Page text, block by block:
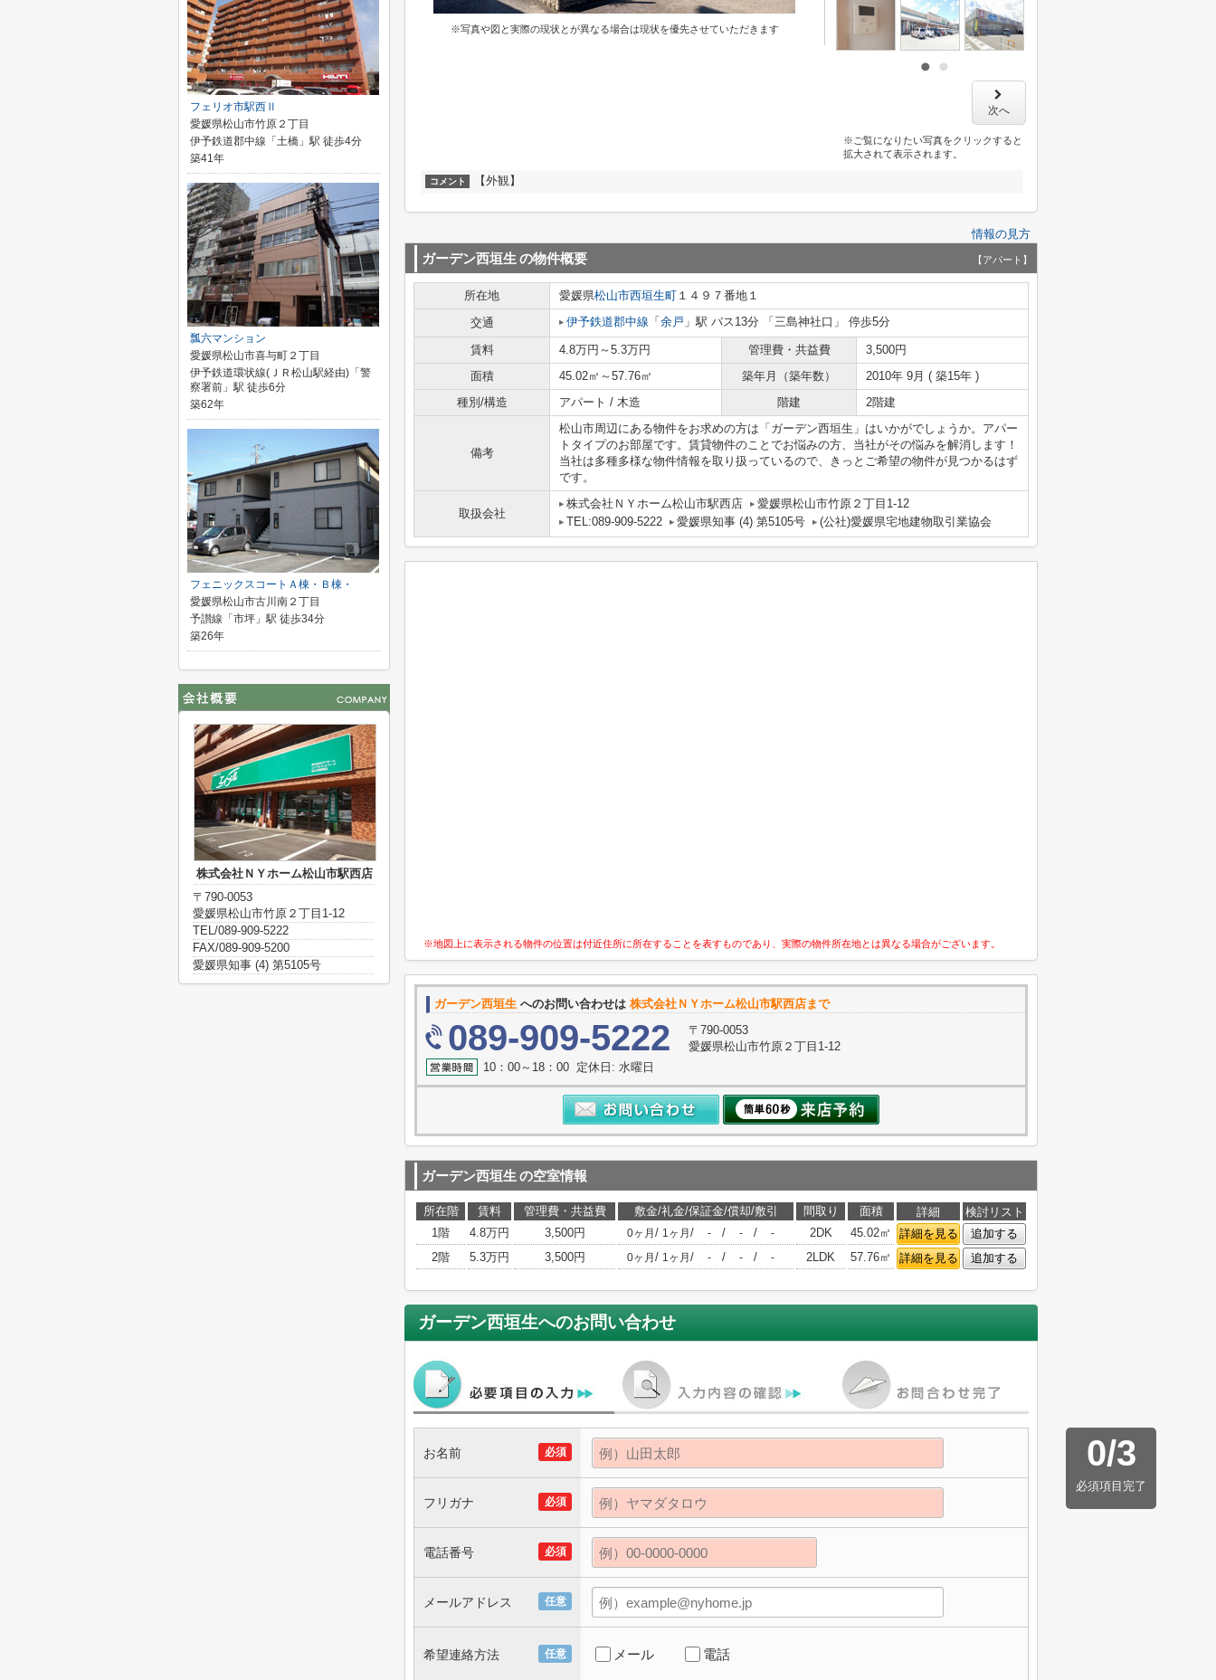
※写真や図と実際の現状とが異なる場合は現状を優先させていただきます
次へ
※ご覧になりたい写真をクリックすると
拡大されて表示されます。
コメント 【外観】
情報の見方
ガーデン西垣生 の物件概要 【アパート】
所在地 愛媛県松山市西垣生町 １４９７番地１
交通
伊予鉄道郡中線 「 余戸 」駅 バス13分 「三島神社口」 停歩5分
賃料 4.8万円～5.3万円 管理費・共益費
3,500円
面積
45.02㎡～57.76㎡ 築年月（築年数）
2010年 9月 ( 築15年 )
種別/構造
アパート / 木造 階建 2階建
備考
松山市周辺にある物件をお求めの方は「ガーデン西垣生」はいかがでしょうか。アパー
トタイプのお部屋です。賃貸物件のことでお悩みの方、当社がその悩みを解消します！
当社は多種多様な物件情報を取り扱っているので、きっとご希望の物件が見つかるはず
です。
取扱会社
株式会社ＮＹホーム松山市駅西店
愛媛県松山市竹原２丁目1-12
TEL:089-909-5222
愛媛県知事 (4) 第5105号 (公社)愛媛県宅地建物取引業協会
※地図上に表示される物件の位置は付近住所に所在することを表すものであり、実際の物件所在地とは異なる場合がございます。
ガーデン西垣生 へのお問い合わせは 株式会社ＮＹホーム松山市駅西店まで
089-909-5222
〒790-0053
愛媛県松山市竹原２丁目1-12
10：00～18：00 定休日: 水曜日
ガーデン西垣生 の空室情報
所在階 賃料 管理費・共益費 敷金/礼金/保証金/償却/敷引 間取り 面積 詳細
検討リスト
1階
4.8万円 3,500円 0ヶ月 / 1ヶ月 / - / - / - 2DK 45.02㎡ 詳細を見る
追加する
2階
5.3万円 3,500円 0ヶ月 / 1ヶ月 / - / - / - 2LDK 57.76㎡ 詳細を見る 追加する
ガーデン西垣生へのお問い合わせ
0/3
必須項目完了
必須
お名前
必須
フリガナ
必須
電話番号
任意
メールアドレス
任意
希望連絡方法 メール 電話
フェリオ市駅西Ⅱ
愛媛県松山市竹原２丁目
伊予鉄道郡中線「土橋」駅 徒歩4分
築41年
瓢六マンション
愛媛県松山市喜与町２丁目
伊予鉄道環状線(ＪＲ松山駅経由)「警
察署前」駅 徒歩6分
築62年
フェニックスコートＡ棟・Ｂ棟・
愛媛県松山市古川南２丁目
予讃線「市坪」駅 徒歩34分
築26年
株式会社ＮＹホーム松山市駅西店
〒790-0053
愛媛県松山市竹原２丁目1-12
TEL/089-909-5222
FAX/089-909-5200
愛媛県知事 (4) 第5105号